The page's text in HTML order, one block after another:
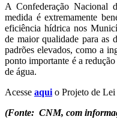
A Confederação Nacional
medida é extremamente
eficiência hídrica nos
de maior qualidade para as
padrões elevados, como a
ponto importante é a
de água.
Acesse aqui o Projeto de
(Fonte: CNM, com